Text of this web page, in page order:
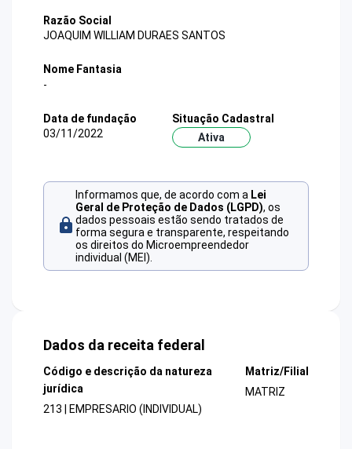
Razão Social
JOAQUIM WILLIAM DURAES SANTOS
Nome Fantasia
-
Data de fundação
03/11/2022
Situação Cadastral
Ativa
Informamos que, de acordo com a Lei
Geral de Proteção de Dados (LGPD), os
dados pessoais estão sendo tratados de
forma segura e transparente, respeitando
os direitos do Microempreendedor
individual (MEI).
Dados da receita federal
Código e descrição da natureza
jurídica
213 | EMPRESARIO (INDIVIDUAL)
Matriz/Filial
MATRIZ